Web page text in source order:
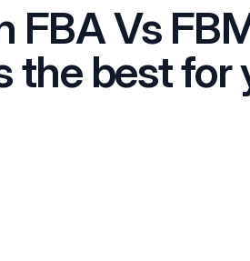
FBA Vs
the best for